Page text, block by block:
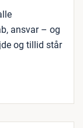
ansvar – og
og tillid står